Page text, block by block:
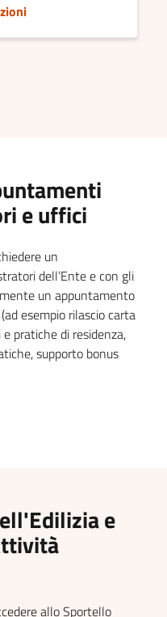
e uffici
un
dell’Ente e con gli
un appuntamento
esempio rilascio carta
pratiche di residenza,
supporto bonus
e
allo Sportello